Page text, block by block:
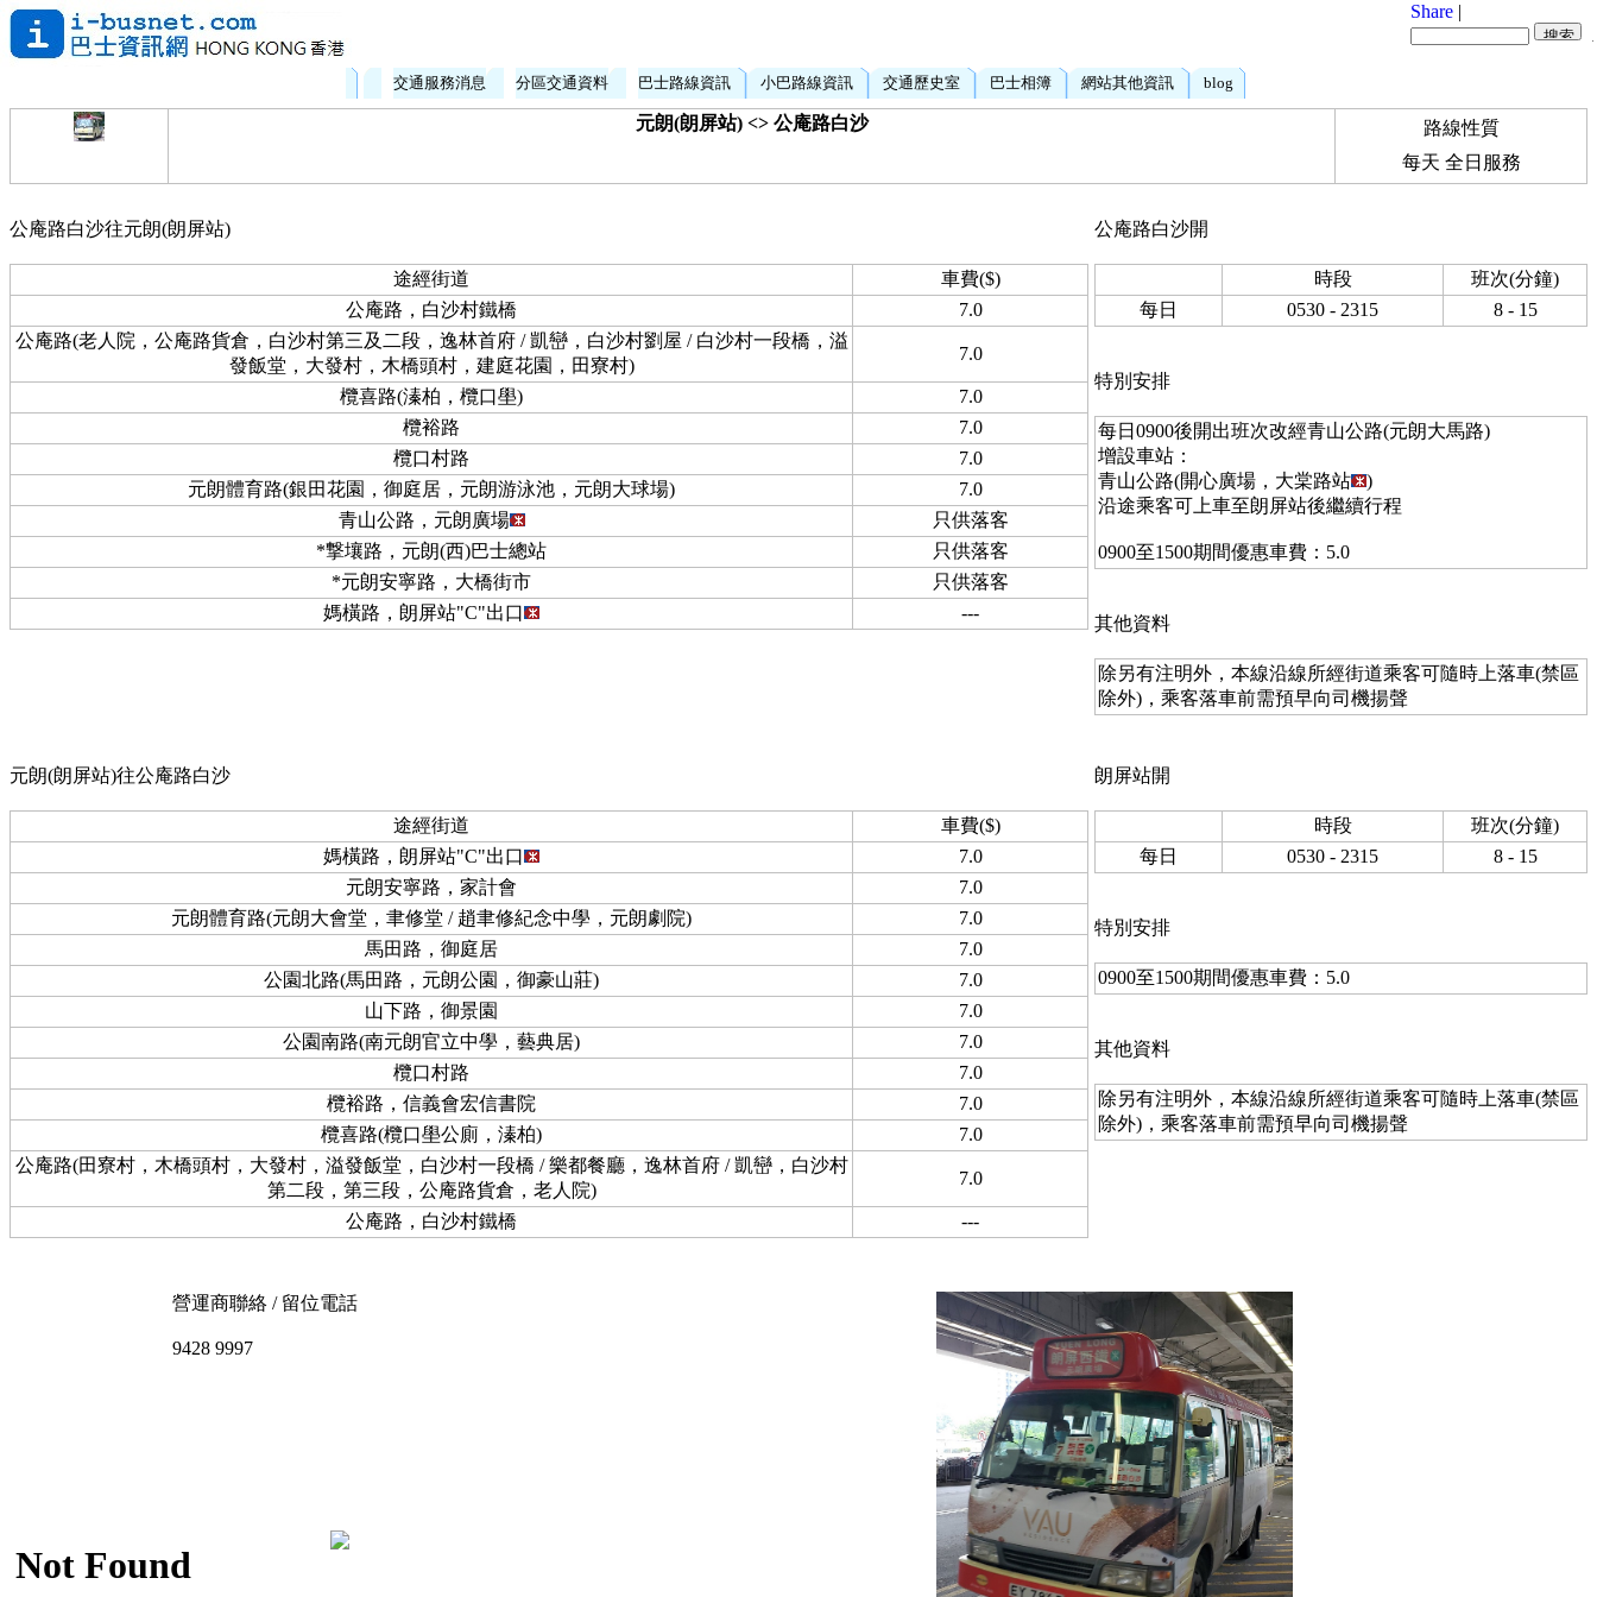
Share |
交通服務消息 分區交通資料 巴士路線資訊 小巴路線資訊 交通歷史室 巴士相簿 網站其他資訊 blog
元朗(朗屏站) <> 公庵路白沙
路線性質
每天 全日服務
公庵路白沙往元朗(朗屏站)
途經街道
車費($)
公庵路，白沙村鐵橋
7.0
公庵路(老人院，公庵路貨倉，白沙村第三及二段，逸林首府 / 凱巒，白沙村劉屋 / 白沙村一段橋，溢
發飯堂，大發村，木橋頭村，建庭花園，田寮村)
7.0
欖喜路(溱柏，欖口壆)
7.0
欖裕路
7.0
欖口村路
7.0
元朗體育路(銀田花園，御庭居，元朗游泳池，元朗大球場)
7.0
青山公路，元朗廣場
只供落客
*撃壤路，元朗(西)巴士總站
只供落客
*元朗安寧路，大橋街市
只供落客
媽橫路，朗屏站"C"出口
---
公庵路白沙開
時段
班次(分鐘)
每日
0530 - 2315 8 - 15
特別安排
每日0900後開出班次改經青山公路(元朗大馬路)
增設車站：
青山公路(開心廣場，大棠路站
)
沿途乘客可上車至朗屏站後繼續行程
0900至1500期間優惠車費：5.0
其他資料
除另有注明外，本線沿線所經街道乘客可隨時上落車(禁區
除外)，乘客落車前需預早向司機揚聲
元朗(朗屏站)往公庵路白沙
途經街道
車費($)
媽橫路，朗屏站"C"出口
7.0
元朗安寧路，家計會
7.0
元朗體育路(元朗大會堂，聿修堂 / 趙聿修紀念中學，元朗劇院)
7.0
馬田路，御庭居
7.0
公園北路(馬田路，元朗公園，御豪山莊)
7.0
山下路，御景園
7.0
公園南路(南元朗官立中學，藝典居)
7.0
欖口村路
7.0
欖裕路，信義會宏信書院
7.0
欖喜路(欖口壆公廁，溱柏)
7.0
公庵路(田寮村，木橋頭村，大發村，溢發飯堂，白沙村一段橋 / 樂都餐廳，逸林首府 / 凱巒，白沙村
第二段，第三段，公庵路貨倉，老人院)
7.0
公庵路，白沙村鐵橋 ---
朗屏站開
時段
班次(分鐘)
每日
0530 - 2315 8 - 15
特別安排
0900至1500期間優惠車費：5.0
其他資料
除另有注明外，本線沿線所經街道乘客可隨時上落車(禁區
除外)，乘客落車前需預早向司機揚聲
營運商聯絡 / 留位電話
9428 9997